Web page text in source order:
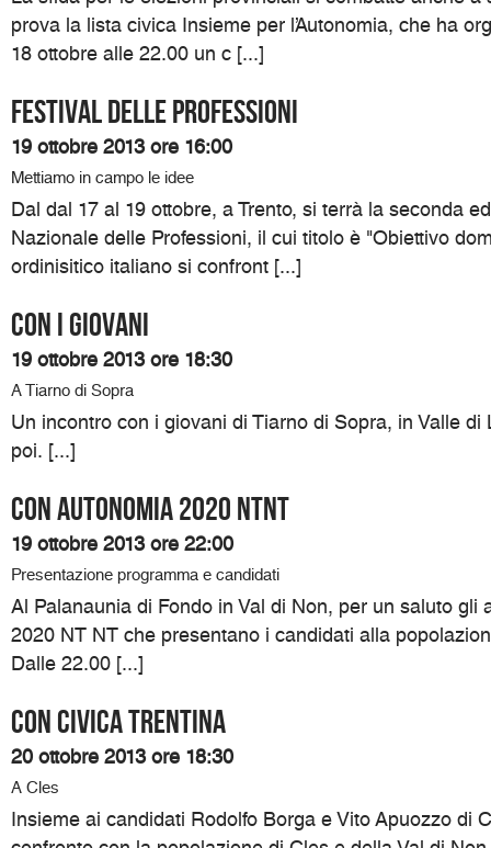
prova la lista civica Insieme per l’Autonomia, che ha
18 ottobre alle 22.00 un c [...]
Festival delle professioni
19 ottobre 2013 ore 16:00
Mettiamo in campo le idee
Dal dal 17 al 19 ottobre, a Trento, si terrà la seconda
Nazionale delle Professioni, il cui titolo è "Obiettivo
ordinisitico italiano si confront [...]
Con i giovani
19 ottobre 2013 ore 18:30
A Tiarno di Sopra
Un incontro con i giovani di Tiarno di Sopra, in Valle di
poi. [...]
Con Autonomia 2020 NTNT
19 ottobre 2013 ore 22:00
Presentazione programma e candidati
Al Palanaunia di Fondo in Val di Non, per un saluto gli
2020 NT NT che presentano i candidati alla
Dalle 22.00 [...]
Con Civica Trentina
20 ottobre 2013 ore 18:30
A Cles
Insieme ai candidati Rodolfo Borga e Vito Apuozzo di